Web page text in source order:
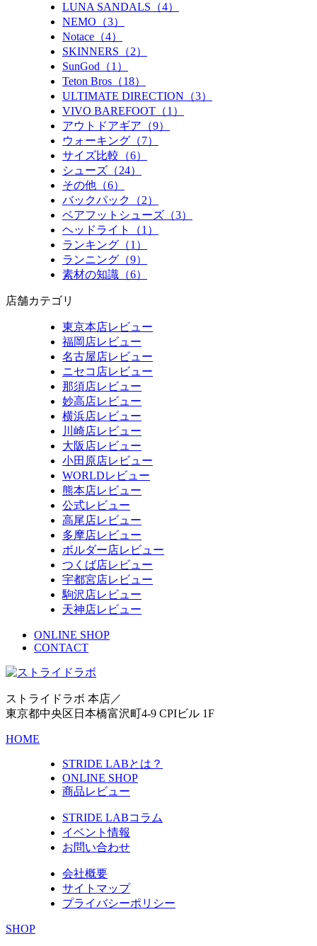
LUNA SANDALS（4）
NEMO（3）
Notace（4）
SKINNERS（2）
SunGod（1）
Teton Bros（18）
ULTIMATE DIRECTION（3）
VIVO BAREFOOT（1）
アウトドアギア（9）
ウォーキング（7）
サイズ比較（6）
シューズ（24）
その他（6）
バックパック（2）
ベアフットシューズ（3）
ヘッドライト（1）
ランキング（1）
ランニング（9）
素材の知識（6）
店舗カテゴリ
東京本店レビュー
福岡店レビュー
名古屋店レビュー
ニセコ店レビュー
那須店レビュー
妙高店レビュー
横浜店レビュー
川崎店レビュー
大阪店レビュー
小田原店レビュー
WORLDレビュー
熊本店レビュー
公式レビュー
高尾店レビュー
多摩店レビュー
ボルダー店レビュー
つくば店レビュー
宇都宮店レビュー
駒沢店レビュー
天神店レビュー
ONLINE SHOP
CONTACT
ストライドラボ 本店／
東京都中央区日本橋富沢町4-9 CPIビル 1F
HOME
STRIDE LABとは？
ONLINE SHOP
商品レビュー
STRIDE LABコラム
イベント情報
お問い合わせ
会社概要
サイトマップ
プライバシーポリシー
SHOP